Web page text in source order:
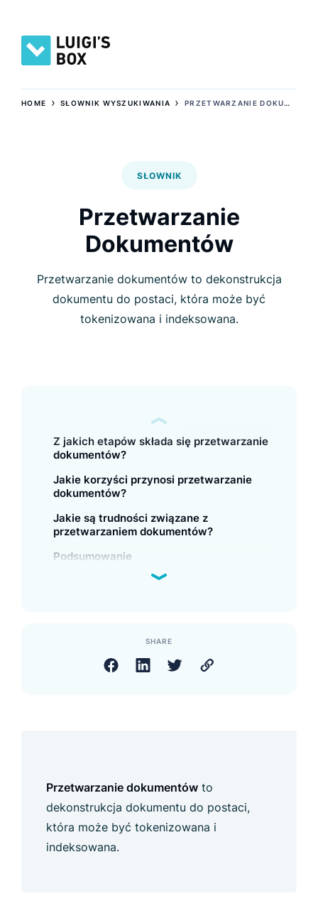
HOME ›SŁOWNIK WYSZUKIWANIA ›PRZETWARZANIE DOKUMENTÓW
SŁOWNIK
Przetwarzanie
Dokumentów
Przetwarzanie dokumentów to dekonstrukcja
dokumentu do postaci, która może być
tokenizowana i indeksowana.
Z jakich etapów składa się przetwarzanie
dokumentów?
Jakie korzyści przynosi przetwarzanie
dokumentów?
Jakie są trudności związane z
przetwarzaniem dokumentów?
Podsumowanie
SHARE
Przetwarzanie dokumentów to
dekonstrukcja dokumentu do postaci,
która może być tokenizowana i
indeksowana.